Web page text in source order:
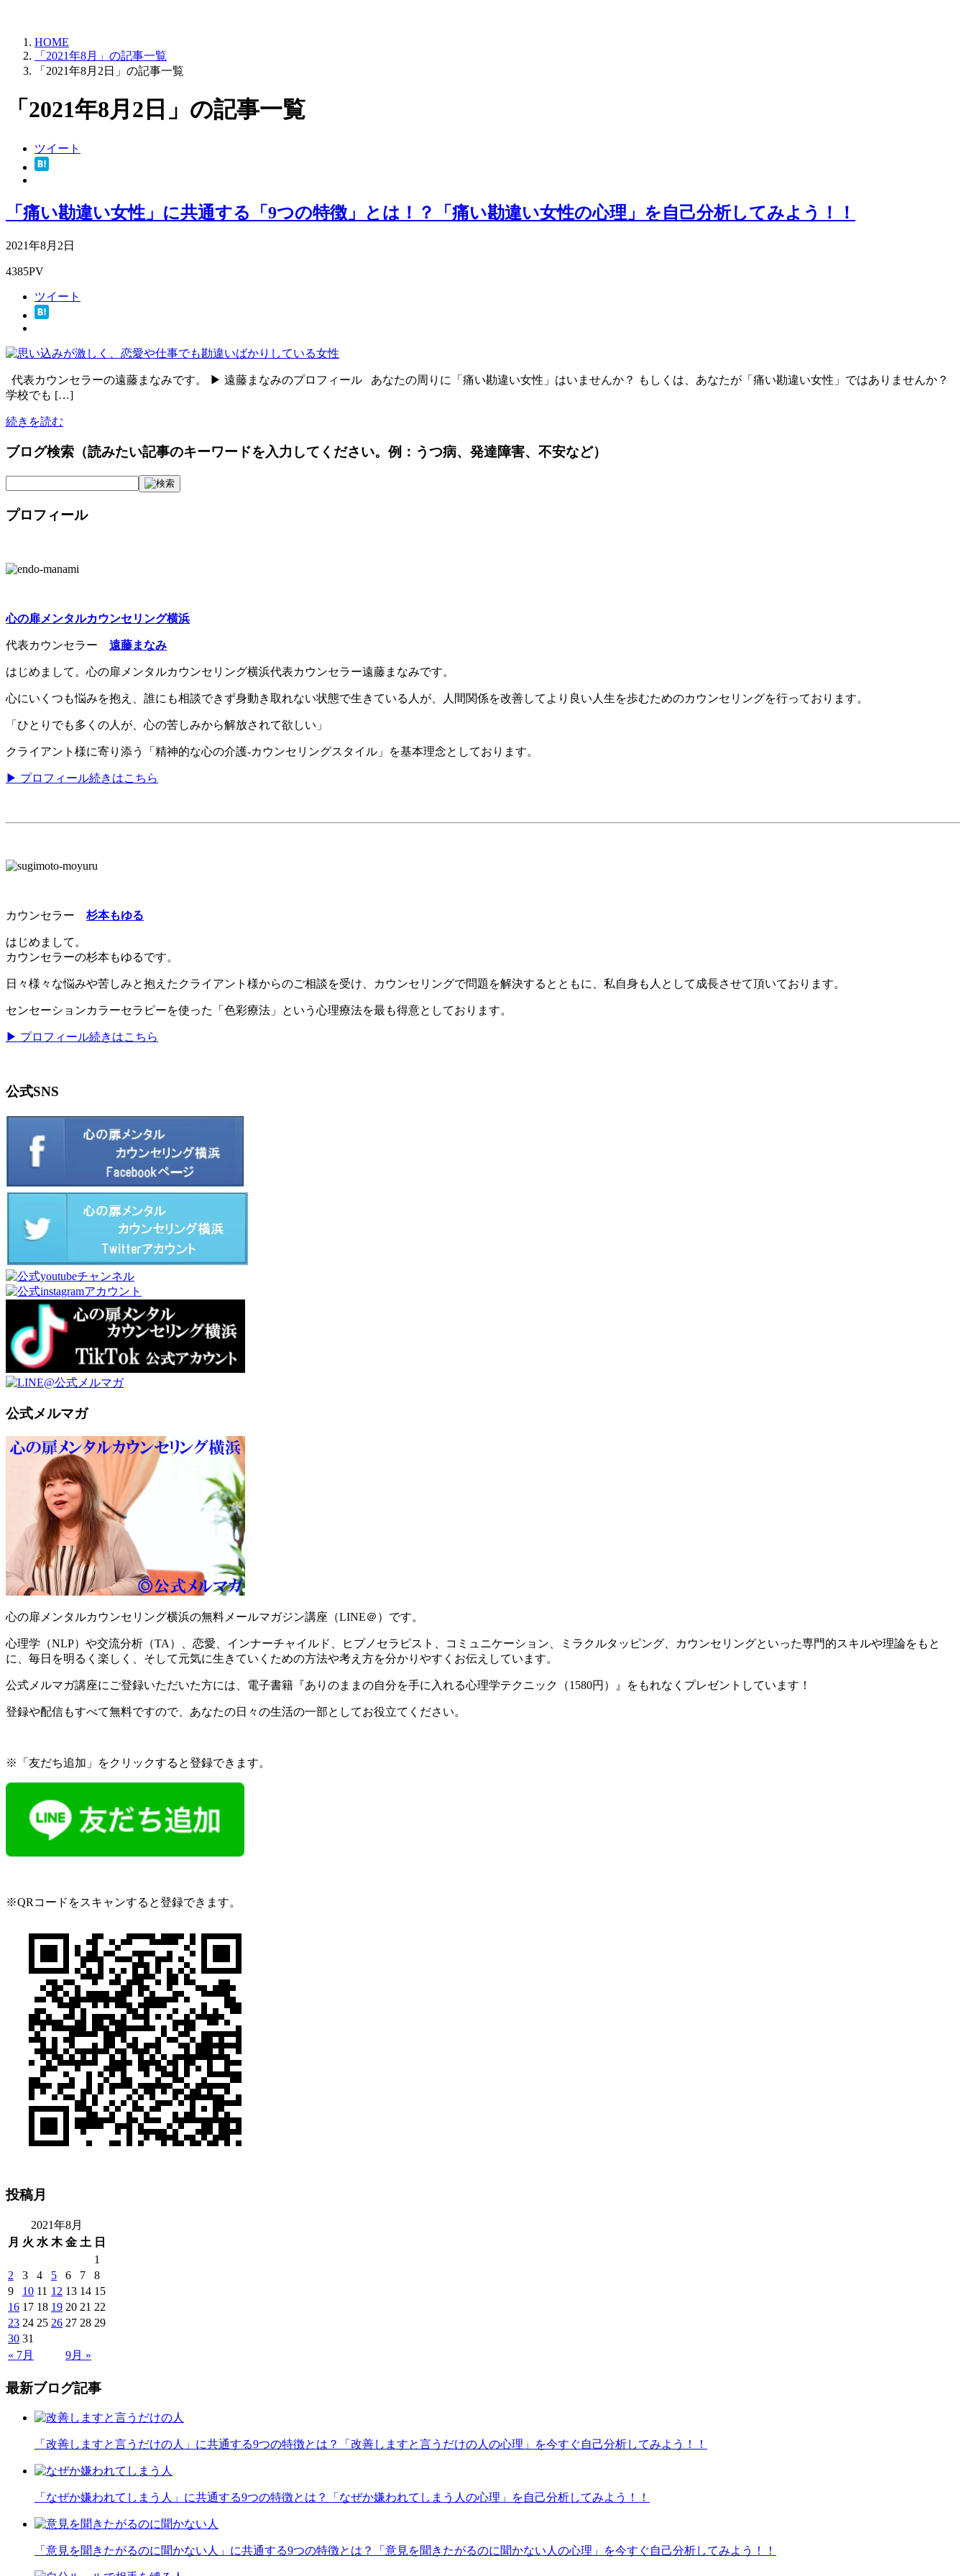
HOME
「2021年8月」の記事一覧
「2021年8月2日」の記事一覧
「2021年8月2日」の記事一覧
ツイート
「痛い勘違い女性」に共通する「9つの特徴」とは！？「痛い勘違い女性の心理」を自己分析してみよう！！
2021年8月2日
4385PV
ツイート
代表カウンセラーの遠藤まなみです。 ▶ 遠藤まなみのプロフィール あなたの周りに「痛い勘違い女性」はいませんか？ もしくは、あなたが「痛い勘違い女性」ではありませんか？
学校でも […]
続きを読む
ブログ検索（読みたい記事のキーワードを入力してください。例：うつ病、発達障害、不安など）
プロフィール
心の扉メンタルカウンセリング横浜
代表カウンセラー 遠藤まなみ
はじめまして。心の扉メンタルカウンセリング横浜代表カウンセラー遠藤まなみです。
心にいくつも悩みを抱え、誰にも相談できず身動き取れない状態で生きている人が、人間関係を改善してより良い人生を歩むためのカウンセリングを行っております。
「ひとりでも多くの人が、心の苦しみから解放されて欲しい」
クライアント様に寄り添う「精神的な心の介護-カウンセリングスタイル」を基本理念としております。
▶ プロフィール続きはこちら
カウンセラー 杉本もゆる
はじめまして。
カウンセラーの杉本もゆるです。
日々様々な悩みや苦しみと抱えたクライアント様からのご相談を受け、カウンセリングで問題を解決するとともに、私自身も人として成長させて頂いております。
センセーションカラーセラピーを使った「色彩療法」という心理療法を最も得意としております。
▶ プロフィール続きはこちら
公式SNS
公式メルマガ
心の扉メンタルカウンセリング横浜の無料メールマガジン講座（LINE＠）です。
心理学（NLP）や交流分析（TA）、恋愛、インナーチャイルド、ヒプノセラピスト、コミュニケーション、ミラクルタッピング、カウンセリングといった専門的スキルや理論をもと
に、毎日を明るく楽しく、そして元気に生きていくための方法や考え方を分かりやすくお伝えしています。
公式メルマガ講座にご登録いただいた方には、電子書籍『ありのままの自分を手に入れる心理学テクニック（1580円）』をもれなくプレゼントしています！
登録や配信もすべて無料ですので、あなたの日々の生活の一部としてお役立てください。
※「友だち追加」をクリックすると登録できます。
※QRコードをスキャンすると登録できます。
投稿月
2021年8月
月 火 水 木 金 土 日
« 7月 9月 »
1
2
3 4 5 6 7
8
9
10 11 12 13 14 15
16 17 18 19 20 21 22
23 24 25 26 27 28 29
30 31
最新ブログ記事
「改善しますと言うだけの人」に共通する9つの特徴とは？「改善しますと言うだけの人の心理」を今すぐ自己分析してみよう！！
「なぜか嫌われてしまう人」に共通する9つの特徴とは？「なぜか嫌われてしまう人の心理」を自己分析してみよう！！
「意見を聞きたがるのに聞かない人」に共通する9つの特徴とは？「意見を聞きたがるのに聞かない人の心理」を今すぐ自己分析してみよう！！